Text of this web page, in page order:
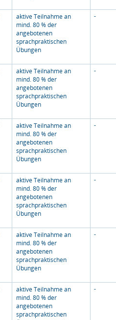
aktive Teilnahme an
mind. 80 % der
angebotenen
sprachpraktischen
Übungen
-
aktive Teilnahme an
mind. 80 % der
angebotenen
sprachpraktischen
Übungen
-
aktive Teilnahme an
mind. 80 % der
angebotenen
sprachpraktischen
Übungen
-
aktive Teilnahme an
mind. 80 % der
angebotenen
sprachpraktischen
Übungen
-
aktive Teilnahme an
mind. 80 % der
angebotenen
sprachpraktischen
Übungen
-
aktive Teilnahme an
mind. 80 % der
angebotenen
sprachpraktischen
-